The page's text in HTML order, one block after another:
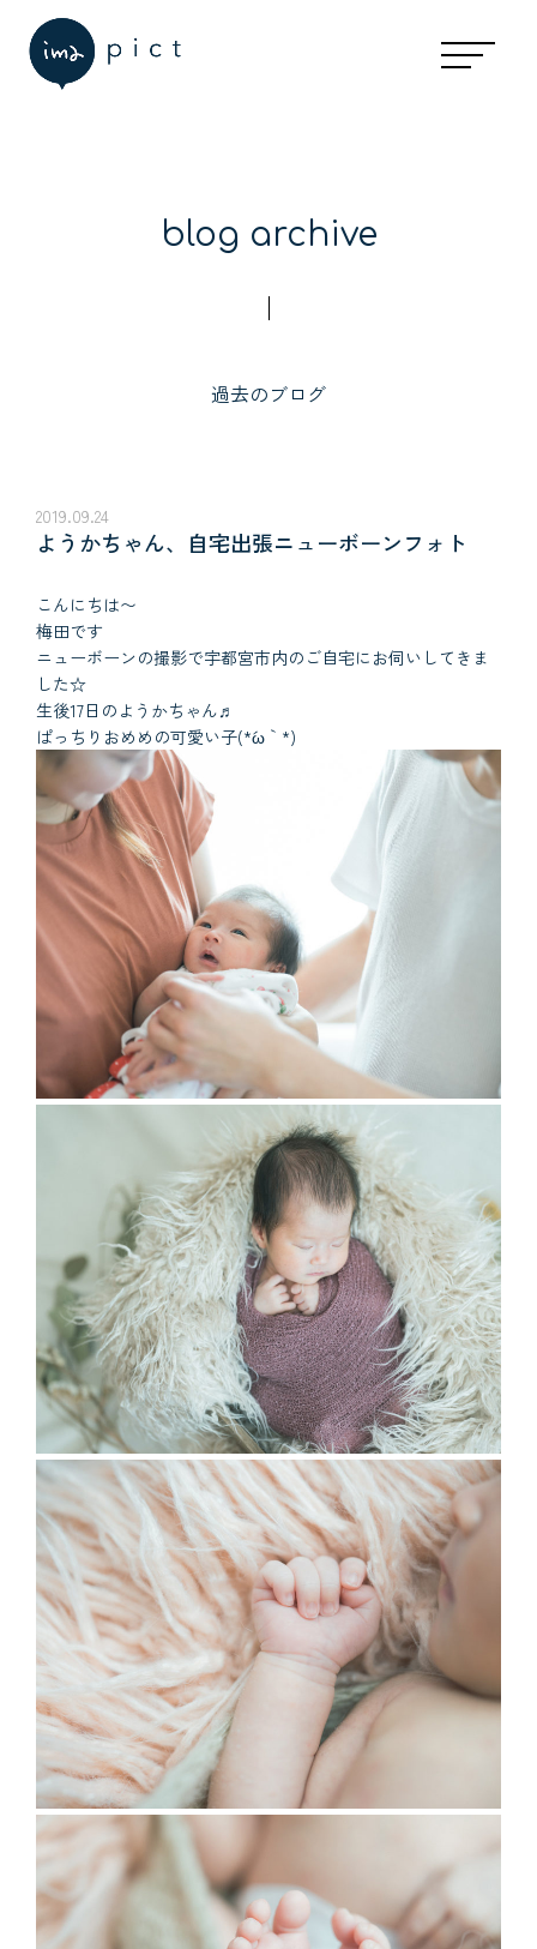
blog archive
過去のブログ
2019.09.24
ようかちゃん、自宅出張ニューボーンフォト
こんにちは〜
梅田です
ニューボーンの撮影で宇都宮市内のご自宅にお伺いしてきま
した☆
生後17日のようかちゃん♬
ぱっちりおめめの可愛い子(*´ω｀*)